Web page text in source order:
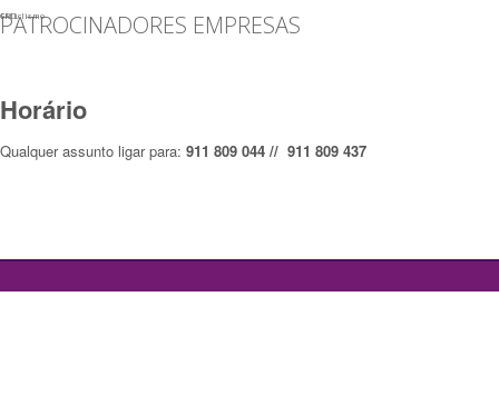
CML
FPCiclismo
PATROCINADORES EMPRESAS
Horário
Qualquer assunto ligar para: 911 809 044 // 911 809 437